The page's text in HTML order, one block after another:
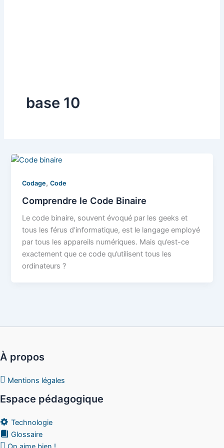
base 10
Codage,Code
Comprendre le Code Binaire
Le code binaire, souvent évoqué par les geeks et
tous les férus d’informatique, est le langage employé
par tous les appareils numériques. Mais qu’est-ce
exactement que ce code qu’utilisent tous les
ordinateurs ?
À propos
Mentions légales
Espace pédagogique
Technologie
Glossaire